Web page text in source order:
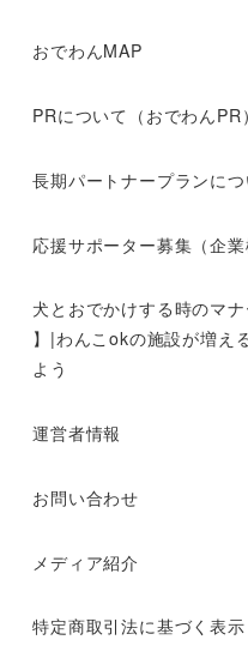
おでわんMAP
PRについて（おでわんPR）
長期パートナープランに
応援サポーター募集（企業
犬とおでかけする時のマ
】|わんこokの施設が増え
よう
運営者情報
お問い合わせ
メディア紹介
特定商取引法に基づく表示